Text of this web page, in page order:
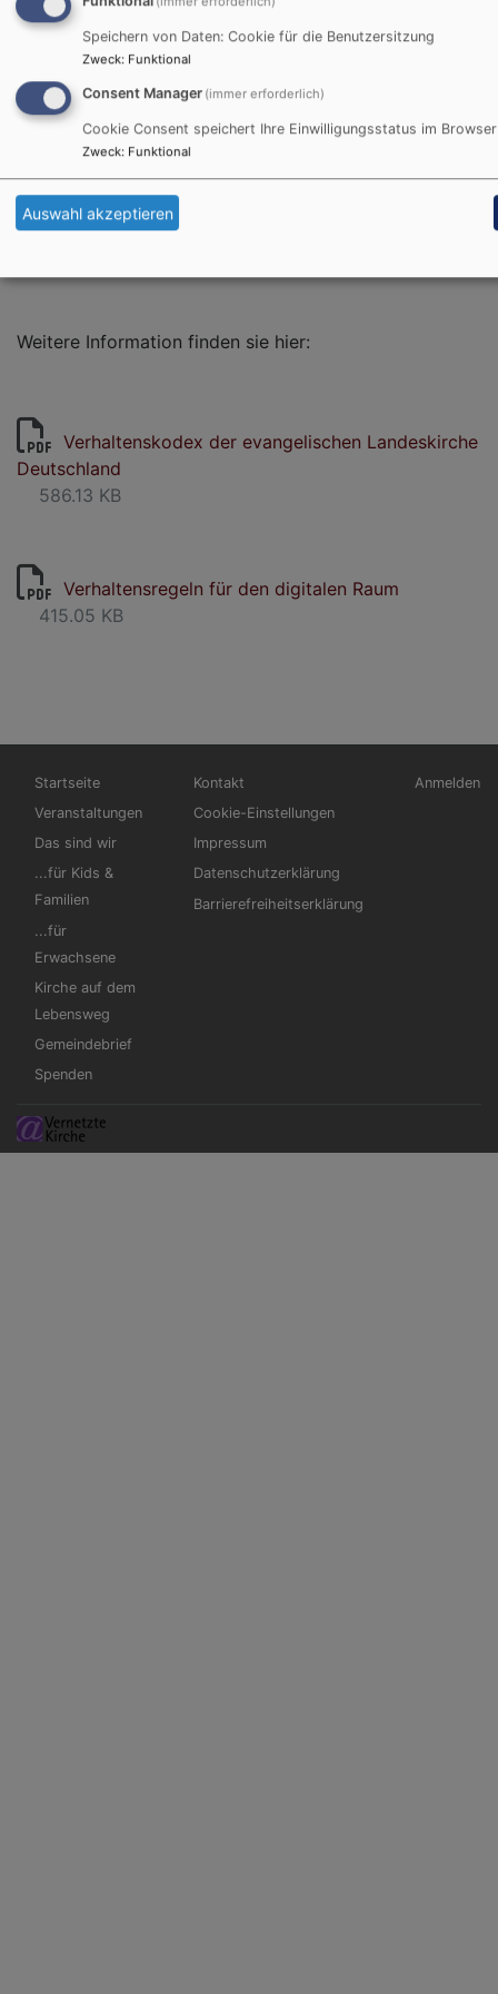
Beschwerdemöglichkeit für Mitarbeitende nach
dem Hinweisgeberschutzgesetz:
https://www.nuernberg-
evangelisch.de/system/files/dateien/2025-02-
_kopie.pdf
Weitere Information finden sie hier:
Verhaltenskodex der evangelischen Landeskirche
Deutschland
586.13 KB
Verhaltensregeln für den digitalen Raum
415.05 KB
Hauptnavigation
Startseite
Veranstaltungen
Das sind wir
...für Kids &
Familien
...für
Erwachsene
Kirche auf dem
Lebensweg
Gemeindebrief
Spenden
Fußbereichsmenü
Kontakt
Cookie-Einstellungen
Impressum
Datenschutzerklärung
Barrierefreiheitserklärung
Anmelden
Speichern von Daten: Cookie für die Benutzersitzung
Zweck: Funktional
Consent Manager (immer erforderlich)
Cookie Consent speichert Ihre Einwilligungsstatus im Browser
Zweck: Funktional
Auswahl akzeptieren